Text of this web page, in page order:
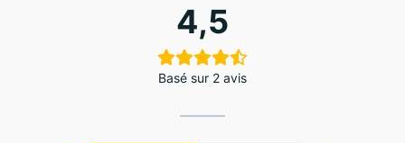
4,5
Basé sur 2 avis